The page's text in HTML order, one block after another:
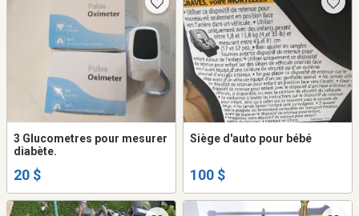
3 Glucometres pour mesurer
diabète.
20 $
Siège d'auto pour bébé
100 $